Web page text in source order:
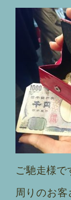
ご馳走様で
周りのお